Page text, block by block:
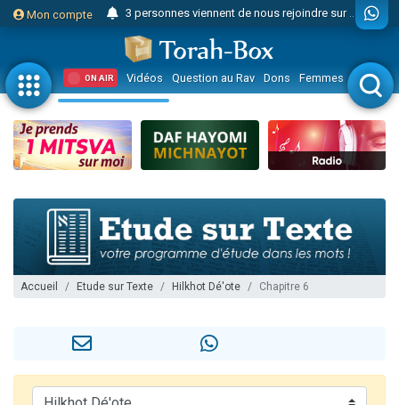
Mon compte 3 personnes viennent de nous rejoindre sur WhatsApp
Odaya vient de donner son Maasser
3 personnes viennent de faire un don pour 5 jours de vacances aux Orphelins
3 personnes viennent de faire un don pour Diane, 80 ans, dans un appartement insalubre
2 personnes viennent de nous rejoindre sur WhatsApp
13 personnes viennent de demander une bénédiction
30 personnes viennent de faire un don pour Sauvez la jambe de Yohan
Il reste 49 places pour étudier en groupe sur Zoom
12 nouvelles musiques dans Torah-Box Music
3 personnes viennent de nous rejoindre sur WhatsApp
Nouvelle émission radio : Visions de grandeur n°104 : Le Chabbath et le Birkat Hamazone à travers le temps
ON AIR Vidéos Question au Rav Dons Femmes Enfants
Accueil Etude sur Texte Hilkhot Dé'ote Chapitre 6